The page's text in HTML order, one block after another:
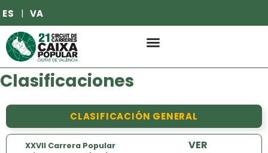
ES VA
Clasificaciones
CLASIFICACIÓN GENERAL
XXVII Carrera Popular
VER